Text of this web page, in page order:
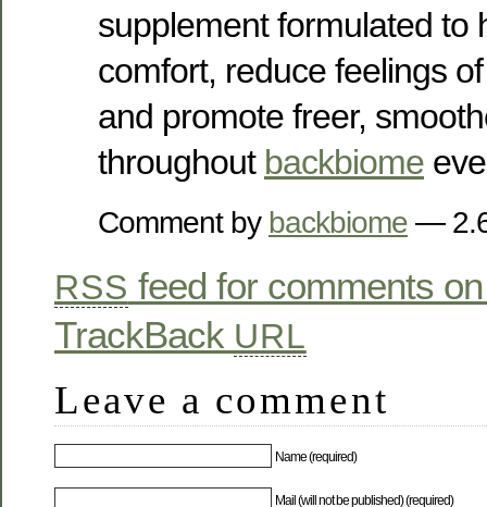
supplement formulated to
comfort, reduce feelings
and promote freer,
throughout backbiome
Comment by backbiome —
RSS feed for comments
TrackBack URL
Leave a comment
Name (required)
Mail (will not be published) (required)